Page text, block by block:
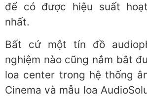
để có được hiệu suất
nhất.
Bất cứ một tín đồ
nghiệm nào cũng nắm bắt
loa center trong hệ thống
Cinema và mẫu loa